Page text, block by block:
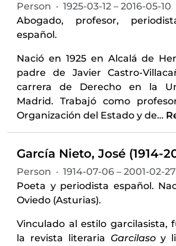
Person · 1925-03-12 – 2016-05-10
Abogado, profesor,
español.
Nació en 1925 en Alcalá de
padre de Javier Castro-
carrera de Derecho en la
Madrid. Trabajó como
Organización del Estado y de…
García Nieto, José (1914-
Person · 1914-07-06 – 2001-02-27
Poeta y periodista español.
Oviedo (Asturias).
Vinculado al estilo garcilasista,
la revista literaria Garcilasoy